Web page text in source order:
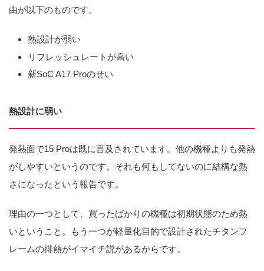
由が以下のものです。
熱設計が弱い
リフレッシュレートが高い
新SoC A17 Proのせい
熱設計に弱い
発熱面で15 Proは既に言及されています。他の機種よりも発熱
がしやすいというのです。それも何もしてないのに結構な熱
さになったという報告です。
理由の一つとして、買ったばかりの機種は初期状態のため熱
いということ。もう一つが軽量化目的で設計されたチタンフ
レームの排熱がイマイチ説があるからです。